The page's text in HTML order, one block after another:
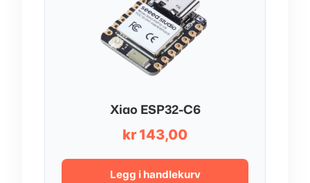
Xiao ESP32-C6
kr 143,00
Legg i handlekurv